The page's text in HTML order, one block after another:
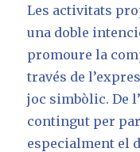
Les activitats
una doble
promoure la
través de
joc simbòlic. De
contingut per
especialment el